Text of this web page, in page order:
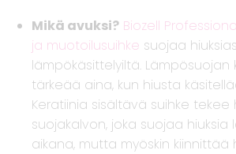
Mikä avuksi? Biozell
ja muotoilusuihke suojaa
lämpökäsittelyiltä.
tärkeää aina, kun hiusta
Keratiinia sisältävä suihke tekee
suojakalvon, joka suojaa hiuksia
aikana, mutta myöskin kiinnittää